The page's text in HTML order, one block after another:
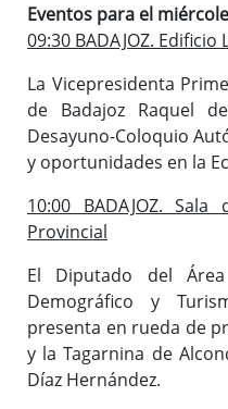
Eventos para el
09:30 BADAJOZ. Edificio
La Vicepresidenta
de Badajoz Raquel
Desayuno-Coloquio
y oportunidades en la
10:00 BADAJOZ.
Provincial
El Diputado del
Demográfico y
presenta en rueda de
y la Tagarnina de
Díaz Hernández.